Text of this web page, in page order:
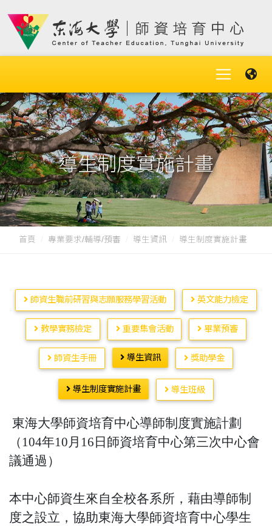
導生制度實施計畫
首頁 專業要求/輔導/預審 導生資訊 導生制度實施計畫
師資生職前研習與志願服務學習活動 英文能力檢定
教學實務檢定 重要集會活動 畢業預審
師資生手冊 導生資訊 獎助學金
導生制度實施計畫 導生班級
東海大學師資培育中心導師制度實施計劃
（104年10月16日師資培育中心第三次中心會
議通過）
本中心師資生來自全校各系所，藉由導師制
度之設立，協助東海大學師資培育中心學生